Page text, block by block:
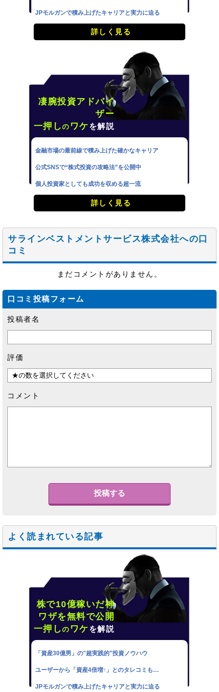
JPモルガンで積み上げたキャリアと実力に迫る
詳しく見る
凄腕投資アドバイ
ザー
一押しの ワケを解説
金融市場の最前線で積み上げた確かなキャリア
公式SNSで“株式投資の攻略法”を公開中
個人投資家としても成功を収める超一流
詳しく見る
サラインベストメントサービス株式会社への口
コミ
まだコメントがありません。
口コミ投稿フォーム
コメント
評価
投稿者名
よく読まれている記事
株で10億稼いだ神
ワザを無料で公開
一押しの ワケを解説
「資産30億男」の"超実践的"投資ノウハウ
ユーザーから「資産4倍増↑」とのタレコミも…
JPモルガンで積み上げたキャリアと実力に迫る